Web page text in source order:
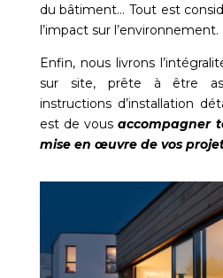
du bâtiment… Tout est
l’impact sur l’environnement.
Enfin, nous livrons
sur site, prête à être
instructions d’installation
est de vousaccompagner
mise en œuvre de vos